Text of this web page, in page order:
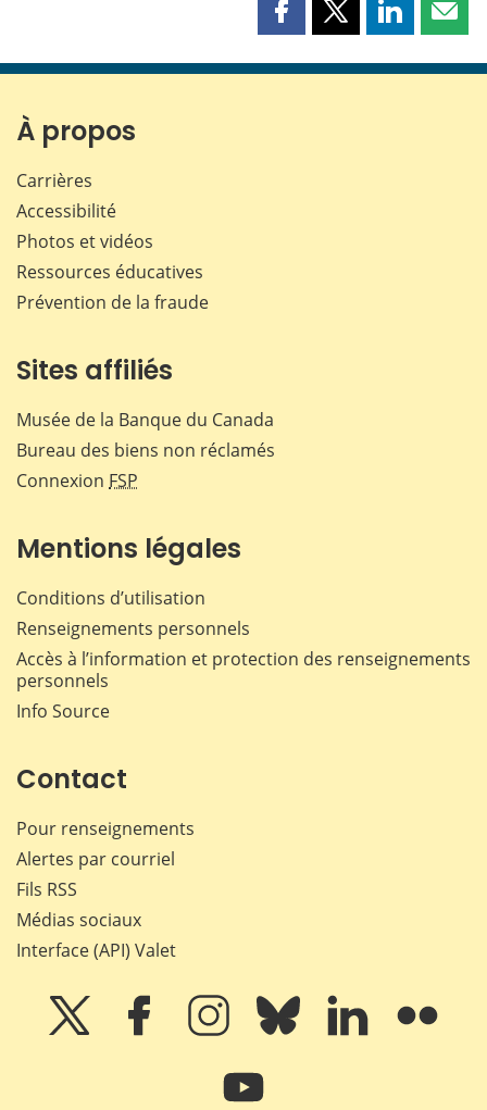
Partager
page
Partager
page
Partager
page page
À propos
Carrières
Accessibilité
Photos et vidéos
Ressources éducatives
Prévention de la fraude
Sites affiliés
Musée de la Banque du Canada
Bureau des biens non réclamés
Connexion FSP
Mentions légales
Conditions d’utilisation
Renseignements personnels
Accès à l’information et protection des renseignements
personnels
Info Source
Contact
Pour renseignements
Alertes par courriel
Fils RSS
Médias sociaux
Interface (API) Valet